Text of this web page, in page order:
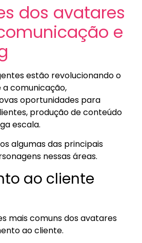
dos avatares
e
estão revolucionando o
comunicação,
oportunidades para
produção de conteúdo
escala.
algumas das principais
nessas áreas.
ao cliente
mais comuns dos avatares
ao cliente.